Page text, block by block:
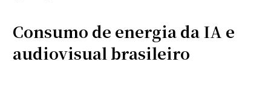
Consumo de energia da IA e
audiovisual brasileiro